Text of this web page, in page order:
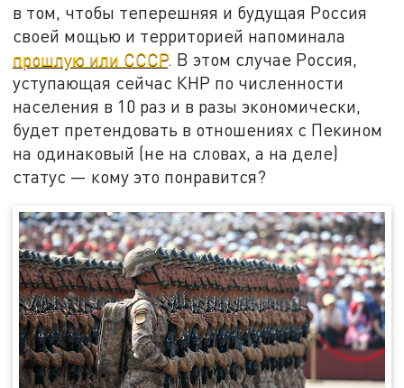
в том, чтобы теперешняя и будущая Россия
своей мощью и территорией напоминала
прошлую или СССР. В этом случае Россия,
уступающая сейчас КНР по численности
населения в 10 раз и в разы экономически,
будет претендовать в отношениях с Пекином
на одинаковый (не на словах, а на деле)
статус — кому это понравится?